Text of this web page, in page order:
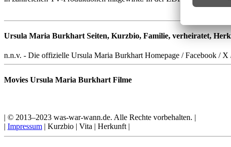
Ursula Maria Burkhart Seiten, Kurzbio, Familie, verheiratet,
n.n.v. - Die offizielle Ursula Maria Burkhart Homepage / Facebook / X
Movies Ursula Maria Burkhart Filme
| © 2013–2023 was-war-wann.de. Alle Rechte vorbehalten. |
| Impressum | Kurzbio | Vita | Herkunft |